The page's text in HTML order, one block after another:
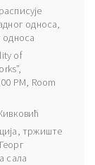
односа,
односа
of
PM, Room
тржиште
сала